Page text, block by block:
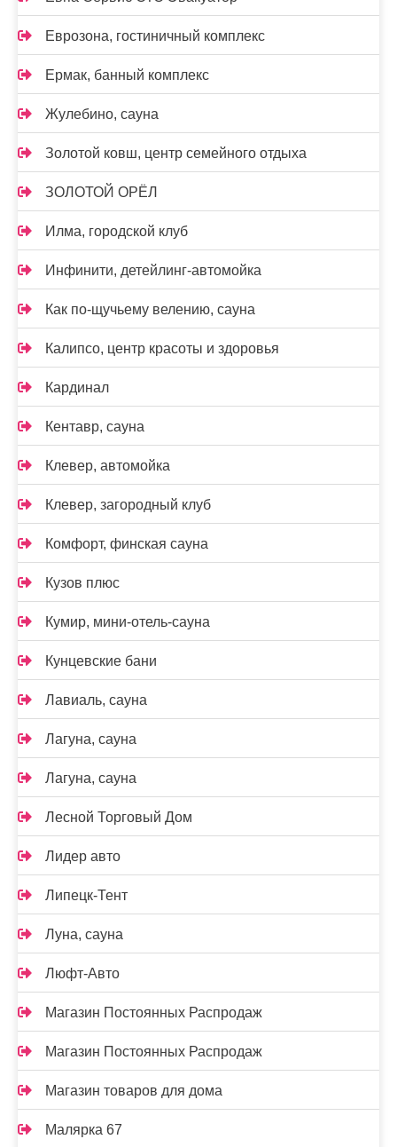
Еврозона, гостиничный комплекс
Ермак, банный комплекс
Жулебино, сауна
Золотой ковш, центр семейного отдыха
ЗОЛОТОЙ ОРЁЛ
Илма, городской клуб
Инфинити, детейлинг-автомойка
Как по-щучьему велению, сауна
Калипсо, центр красоты и здоровья
Кардинал
Кентавр, сауна
Клевер, автомойка
Клевер, загородный клуб
Комфорт, финская сауна
Кузов плюс
Кумир, мини-отель-сауна
Кунцевские бани
Лавиаль, сауна
Лагуна, сауна
Лагуна, сауна
Лесной Торговый Дом
Лидер авто
Липецк-Тент
Луна, сауна
Люфт-Авто
Магазин Постоянных Распродаж
Магазин Постоянных Распродаж
Магазин товаров для дома
Малярка 67